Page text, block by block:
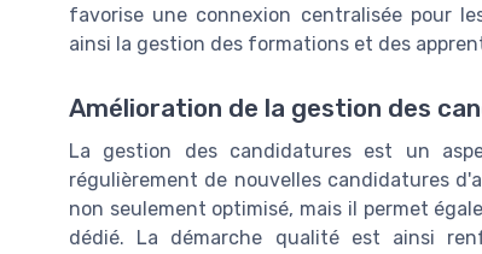
favorise une connexion centralisée pour
ainsi la gestion des formations et des
Amélioration de la gestion des
La gestion des candidatures est un
régulièrement de nouvelles candidatures
non seulement optimisé, mais il permet
dédié. La démarche qualité est ainsi